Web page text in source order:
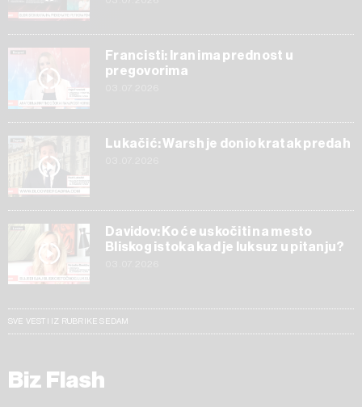
Francisti: Iran ima prednost u
pregovorima
Lukačić: Warsh je donio kratak predah
Davidov: Ko će uskočiti na mesto
Bliskog istoka kad je luksuz u pitanju?
SVE VESTI IZ RUBRIKE SEDAM
Biz Flash